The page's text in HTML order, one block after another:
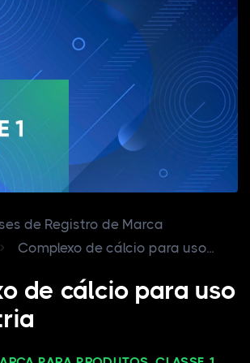
de Registro de Marca
Complexo de cálcio para uso...
de cálcio para uso